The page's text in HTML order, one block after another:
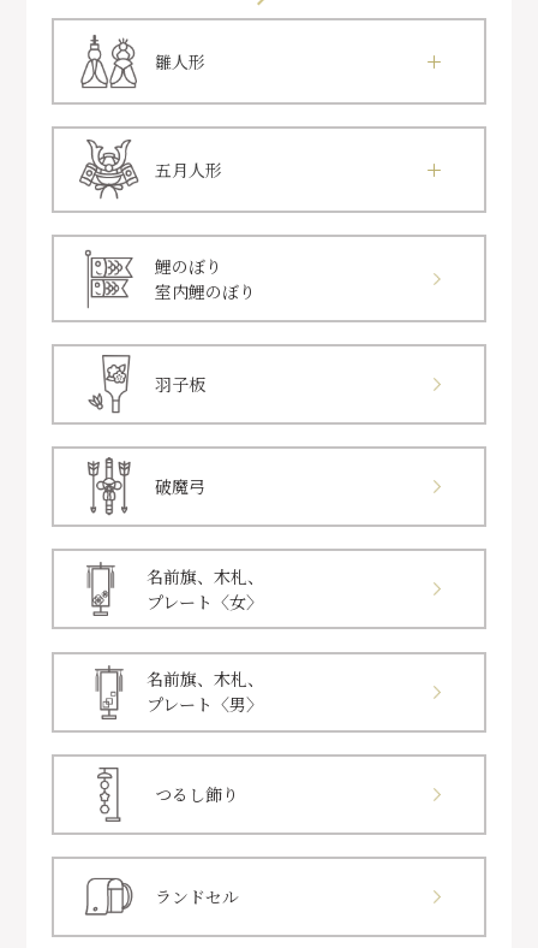
雛人形
五月人形
鯉のぼり
室内鯉のぼり
羽子板
破魔弓
名前旗、木札、
プレート〈女〉
名前旗、木札、
プレート〈男〉
つるし飾り
ランドセル